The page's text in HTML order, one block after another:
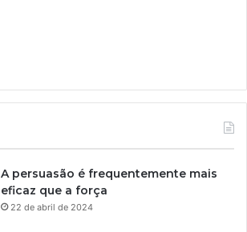
A persuasão é frequentemente mais
eficaz que a força
22 de abril de 2024